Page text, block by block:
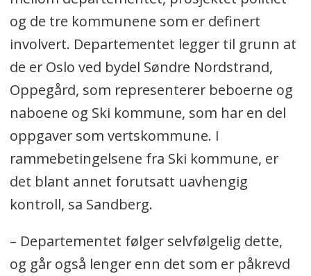
og de tre kommunene som er definert
involvert. Departementet legger til grunn at
de er Oslo ved bydel Søndre Nordstrand,
Oppegård, som representerer beboerne og
naboene og Ski kommune, som har en del
oppgaver som vertskommune. I
rammebetingelsene fra Ski kommune, er
det blant annet forutsatt uavhengig
kontroll, sa Sandberg.
– Departementet følger selvfølgelig dette,
og går også lenger enn det som er påkrevd